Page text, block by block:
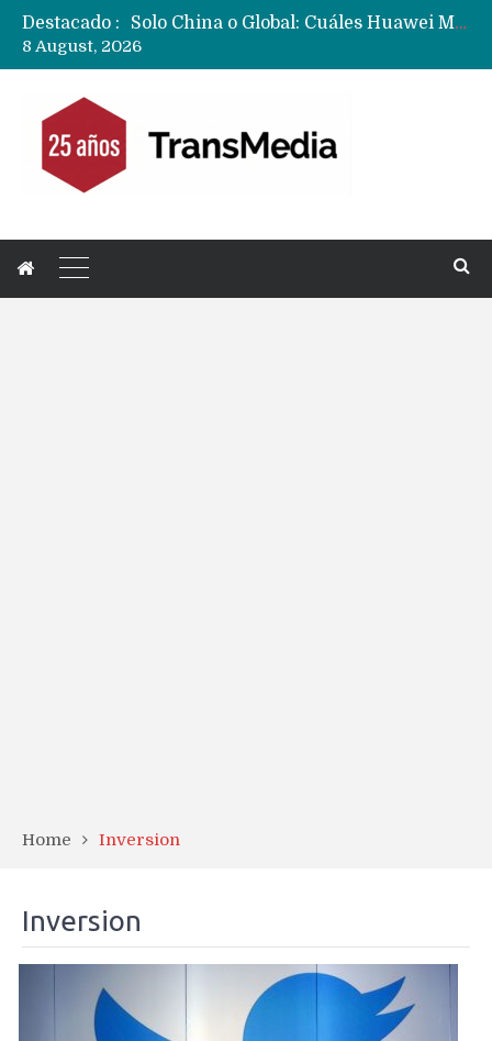
Destacado :
Data Centers de Huawei en Chile, México, Brasil,Perú y Argentina podrían verse afectados por arremetida de EE.UU
8 August, 2026
Home Inversion
Inversion